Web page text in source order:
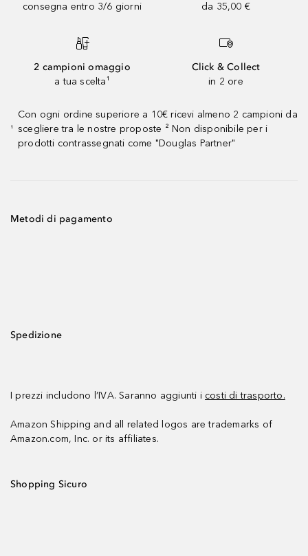
consegna entro 3/6 giorni
da 35,00 €
2 campioni omaggio
a tua scelta¹
Click & Collect
in 2 ore
¹
Con ogni ordine superiore a 10€ ricevi almeno 2 campioni da
scegliere tra le nostre proposte ² Non disponibile per i
prodotti contrassegnati come "Douglas Partner"
Metodi di pagamento
Spedizione
I prezzi includono l’IVA. Saranno aggiunti i costi di trasporto.
Amazon Shipping and all related logos are trademarks of
Amazon.com, Inc. or its affiliates.
Shopping Sicuro